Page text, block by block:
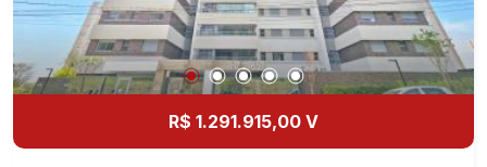
Nova Aliança, Boulevard, Higienópolis, Sumaré,
Jardim América, Alto do Ipê, Jardim Irajá, Royal
Park, Jardim Califórnia, Quinta da Primavera,
Bonfim Paulista, Vila Seixas, Jardim Paulista,
Jardim Paulistano, Lagoinha, Ribeirânia, Nova
Ribeirânia, Jardim Macedo, Jardim São Luiz,
R$ 1.291.915,00 V